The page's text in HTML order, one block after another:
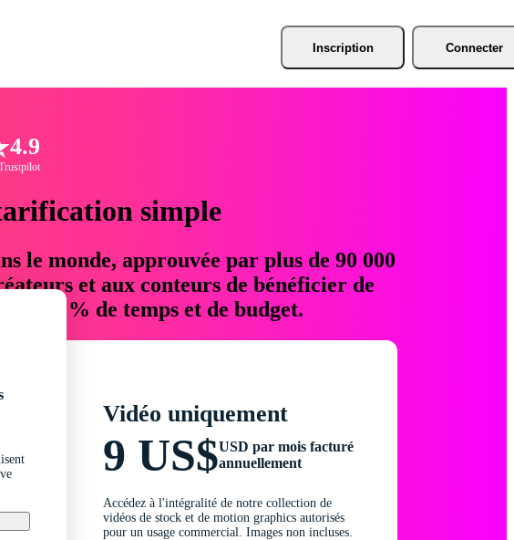
Inscription Connecter
4.9
simple
le monde, approuvée par plus de 90 000
et aux conteurs de bénéficier de
76 % de temps et de budget.
Vidéo uniquement
9 US$USD par mois facturé
annuellement
Accédez à l'intégralité de notre collection de
vidéos de stock et de motion graphics autorisés
pour un usage commercial. Images non incluses.